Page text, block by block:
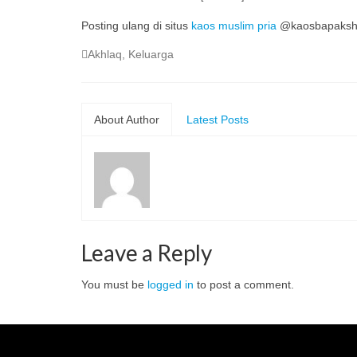
Posting ulang di situs kaos muslim pria
Akhlaq Keluarga
About Author Latest Posts
Leave a Reply
You must be logged in to post a comment.